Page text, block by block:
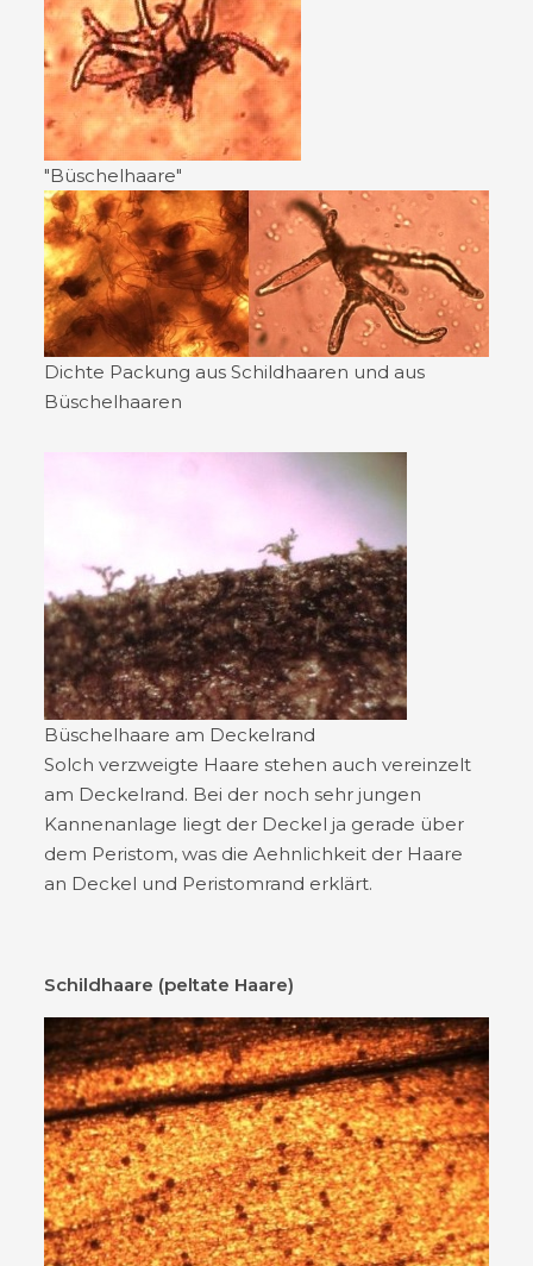
"Büschelhaare"
Dichte Packung aus Schildhaaren und aus
Büschelhaaren
Büschelhaare am Deckelrand
Solch verzweigte Haare stehen auch vereinzelt
am Deckelrand. Bei der noch sehr jungen
Kannenanlage liegt der Deckel ja gerade über
dem Peristom, was die Aehnlichkeit der Haare
an Deckel und Peristomrand erklärt.
Schildhaare (peltate Haare)